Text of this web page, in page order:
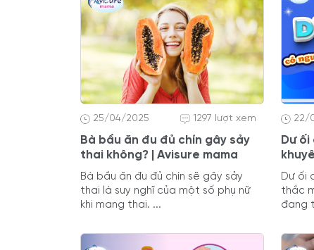
25/04/2025 1297 lượt xem
Bà bầu ăn đu đủ chín gây sảy
thai không? | Avisure mama
Bà bầu ăn đu đủ chín sẽ gây sảy
thai là suy nghĩ của một số phụ nữ
khi mang thai. ...
22/
Dư
Dư ối
thắc
đang